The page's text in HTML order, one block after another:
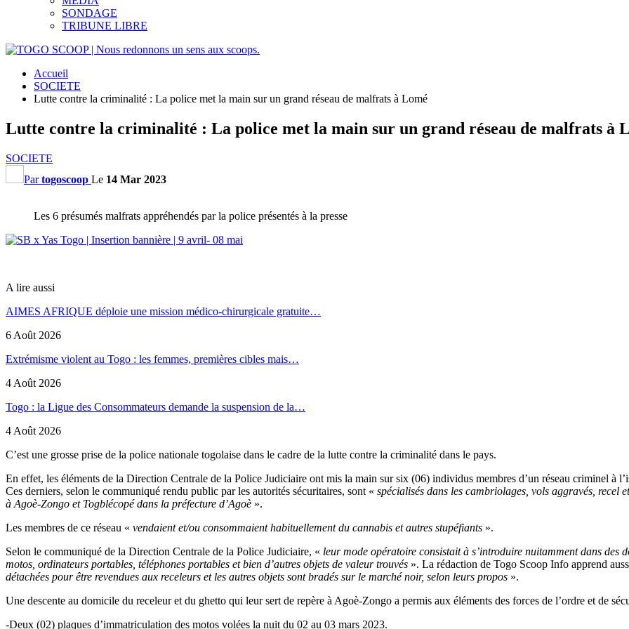
SONDAGE
TRIBUNE LIBRE
Accueil
SOCIETE
Lutte contre la criminalité : La police met la main sur un grand réseau de malfrats à Lomé
Lutte contre la criminalité : La police met la main sur un grand réseau de malfrats à
SOCIETE
Partogoscoop Le 14 Mar 2023
Les 6 présumés malfrats appréhendés par la police présentés à la presse
A lire aussi
AIMES AFRIQUE déploie une mission médico-chirurgicale gratuite…
6 Août 2026
Extrémisme violent au Togo : les femmes, premières cibles mais…
4 Août 2026
Togo : la Ligue des Consommateurs demande la suspension de la…
4 Août 2026
C’est une grosse prise de la police nationale togolaise dans le cadre de la lutte contre la criminalité dans le pays.
En effet, les éléments de la Direction Centrale de la Police Judiciaire ont mis la main sur six (06) individus membres d’un réseau criminel à
Ces derniers, selon le communiqué rendu public par les autorités sécuritaires, sont « spécialisés dans les cambriolages, vols aggravés, recel
à Agoè-Zongo et Togblécopé dans la préfecture d’Agoè ».
Les membres de ce réseau « vendaient et/ou consommaient habituellement du cannabis et autres stupéfiants ».
Selon le communiqué de la Direction Centrale de la Police Judiciaire, « leur mode opératoire consistait à s’introduire nuitamment dans des
motos, ordinateurs portables, téléphones portables et bien d’autres objets de valeur trouvés ». La rédaction de Togo Scoop Info apprend
détachées pour être revendues aux receleurs et les autres objets sont bradés sur le marché noir, selon leurs propos ».
Une descente au domicile du receleur et du ghetto qui leur sert de repère à Agoè-Zongo a permis aux éléments des forces de l’ordre et de
-Deux (02) plaques d’immatriculation des motos volées la nuit du 02 au 03 mars 2023.